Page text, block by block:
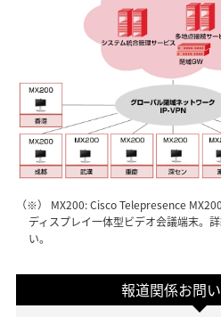
（※） MX200: Cisco Telepresence MX200
ディスプレイ一体型ビデオ会議端末。
い。
報道関係お問